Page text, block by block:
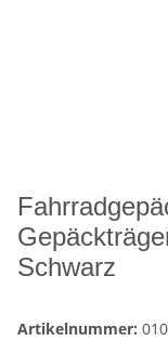
Schwarz
Artikelnummer: